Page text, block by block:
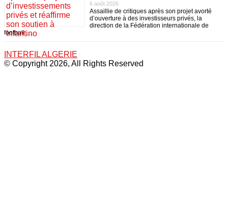
6 août 2026
Assaillie de critiques après son projet avorté
d’ouverture à des investisseurs privés, la
direction de la Fédération internationale de
football …
INTERFIL ALGERIE
© Copyright 2026, All Rights Reserved